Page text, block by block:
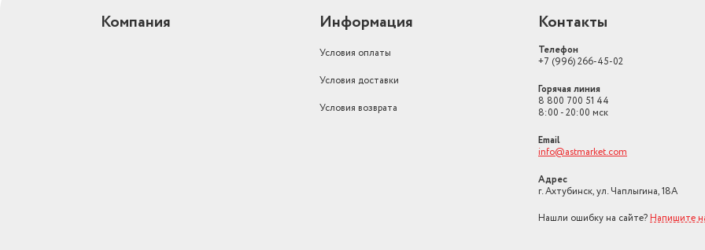
Компания Информация
Условия оплаты
Условия доставки
Условия возврата
Контакты
Телефон
+7 (996) 266-45-02
Горячая линия
8 800 700 51 44
8:00 - 20:00 мск
Email
info@astmarket.com
Адрес
г. Ахтубинск, ул. Чаплыгина, 18А
Нашли ошибку на сайте? Напишите